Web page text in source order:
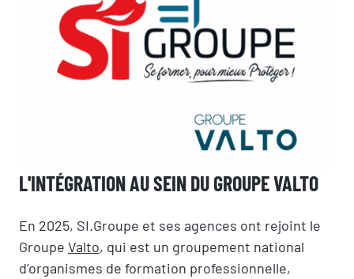
L'INTÉGRATION AU SEIN DU GROUPE VALTO
En 2025, SI.Groupe et ses agences ont rejoint le
Groupe Valto, qui est un groupement national
d’organismes de formation professionnelle,